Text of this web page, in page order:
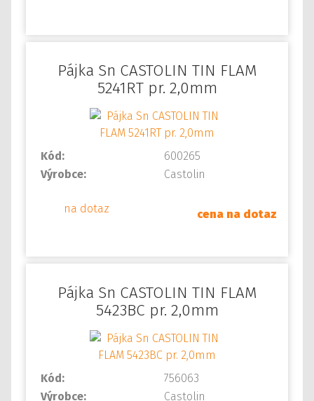
Pájka Sn CASTOLIN TIN FLAM
5241RT pr. 2,0mm
Kód:
600265
Výrobce:
Castolin
na dotaz cena na dotaz
Pájka Sn CASTOLIN TIN FLAM
5423BC pr. 2,0mm
Kód:
756063
Výrobce:
Castolin